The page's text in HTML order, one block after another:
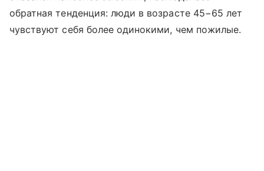
обратная тенденция: люди в возрасте 45−65 лет
чувствуют себя более одинокими, чем пожилые.